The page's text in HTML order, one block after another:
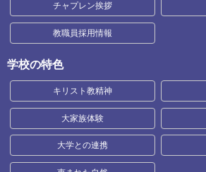
チャプレン挨拶
教職員採用情報
学校の特色
キリスト教精神
大家族体験
大学との連携